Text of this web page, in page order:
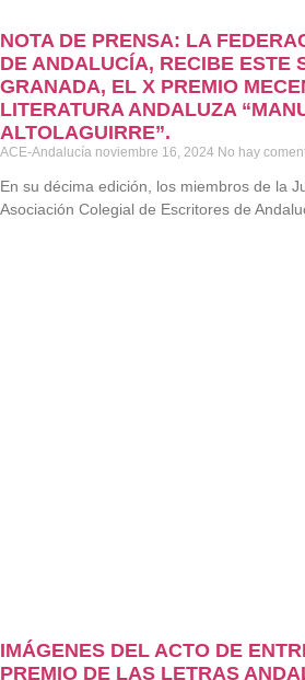
NOTA DE PRENSA: LA
DE ANDALUCÍA, RECIBE ESTE
GRANADA, EL X PREMIO
LITERATURA ANDALUZA
ALTOLAGUIRRE”.
ACE-Andalucía noviembre 16, 2024 No hay
En su décima edición, los miembros de la
Asociación Colegial de Escritores de
IMÁGENES DEL ACTO DE
PREMIO DE LAS LETRAS